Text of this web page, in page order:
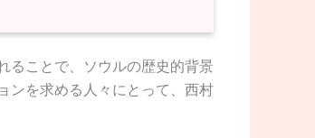
ることで、ソウルの歴史的背景
ンを求める人々にとって、西村